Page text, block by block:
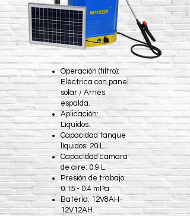
Operación (filtro):
Eléctrica con panel
solar / Arnés
espalda.
Aplicación:
Líquidos.
Capacidad tanque
líquidos: 20 L.
Capacidad cámara
de aire: 0.9 L.
Presión de trabajo:
0.15 - 0.4 mPa.
Batería: 12V8AH-
12V12AH.